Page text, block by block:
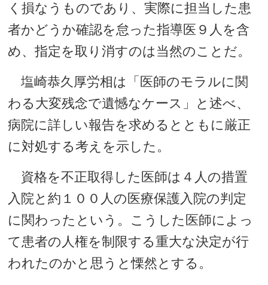
く損なうものであり、実際に担当した患
者かどうか確認を怠った指導医９人を含
め、指定を取り消すのは当然のことだ。
塩崎恭久厚労相は「医師のモラルに関
わる大変残念で遺憾なケース」と述べ、
病院に詳しい報告を求めるとともに厳正
に対処する考えを示した。
資格を不正取得した医師は４人の措置
入院と約１００人の医療保護入院の判定
に関わったという。こうした医師によっ
て患者の人権を制限する重大な決定が行
われたのかと思うと慄然とする。